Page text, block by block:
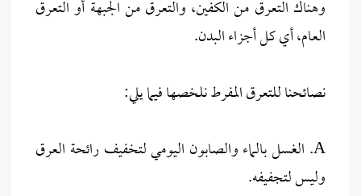
وهناك التعرق من الكفين، والتعرق من الجبهة أو التعرق
العام، أي كل أجزاء البدن.
نصائحنا للتعرق المفرط نلخصها فيما يلي:
A. الغسل بالماء والصابون اليومي لتخفيف رائحة العرق
وليس لتجفيفه.